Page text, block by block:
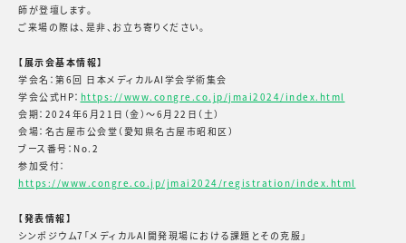
NEWS/OUT COME
BLOG
師が登壇します。
ご来場の際は、是非、お立ち寄りください。
【展示会基本情報】
学会名：第6回 日本メディカルAI学会学術集会
学会公式HP： https://www.congre.co.jp/jmai2024/index.html
会期：2024年6月21日（金）～6月22日（土）
会場：名古屋市公会堂（愛知県名古屋市昭和区）
ブース番号：No.2
参加受付：
https://www.congre.co.jp/jmai2024/registration/index.html
【発表情報】
シンポジウム7「メディカルAI開発現場における課題とその克服」